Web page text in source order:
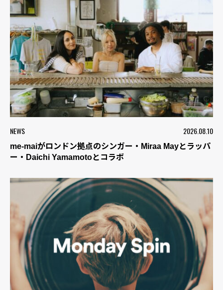
NEWS 2026.08.10
me-maiがロンドン拠点のシンガー・Miraa Mayとラッパ
ー・Daichi Yamamotoとコラボ